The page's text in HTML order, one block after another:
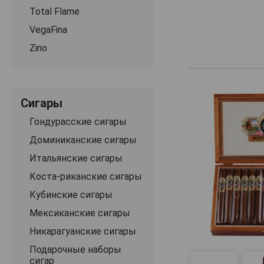
Total Flame
VegaFina
Zino
Сигары
Гондурасские сигары
Доминиканские сигары
Итальянские сигары
Коста-риканские сигары
Кубинские сигары
Мексиканские сигары
Никарагуанские сигары
Подарочные наборы
сигар
истинному
солнечными
любые
вы вряд ли
силой Солнца,
место во всем
Тем из нас,
послевкусием,
компании
пятилетние
для сигар
покровного
специально
и